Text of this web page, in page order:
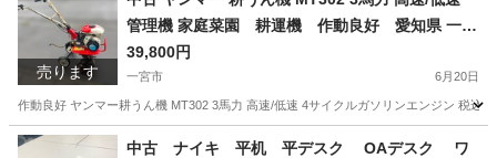
売ります
管理機 家庭菜園 耕運機 作動良好 愛知県 一宮
市 名古屋 稲沢 江南 岩倉 岐阜 羽島 各務ヶ原 三重
愛知 グッドプライス一宮
39,800円
一宮市 6月20日
作動良好 ヤンマー耕うん機 MT302 3馬力 高速/低速 4サイクルガソリンエンジン 税
愛知 一宮市 その他 耕うん機
中古 ナイキ 平机 平デスク OAデスク ワ